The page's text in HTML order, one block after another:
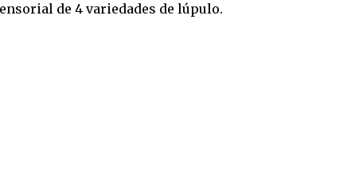
de 4 variedades de lúpulo.